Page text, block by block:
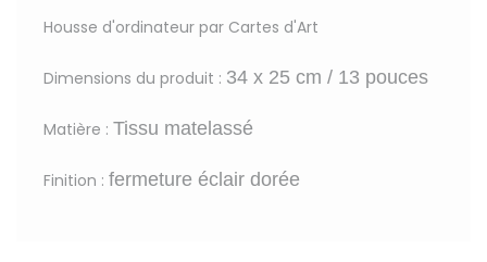
Housse d'ordinateur par Cartes d'Art
Dimensions du produit : 34 x 25 cm / 13 pouces
Matière : Tissu matelassé
Finition : fermeture éclair dorée